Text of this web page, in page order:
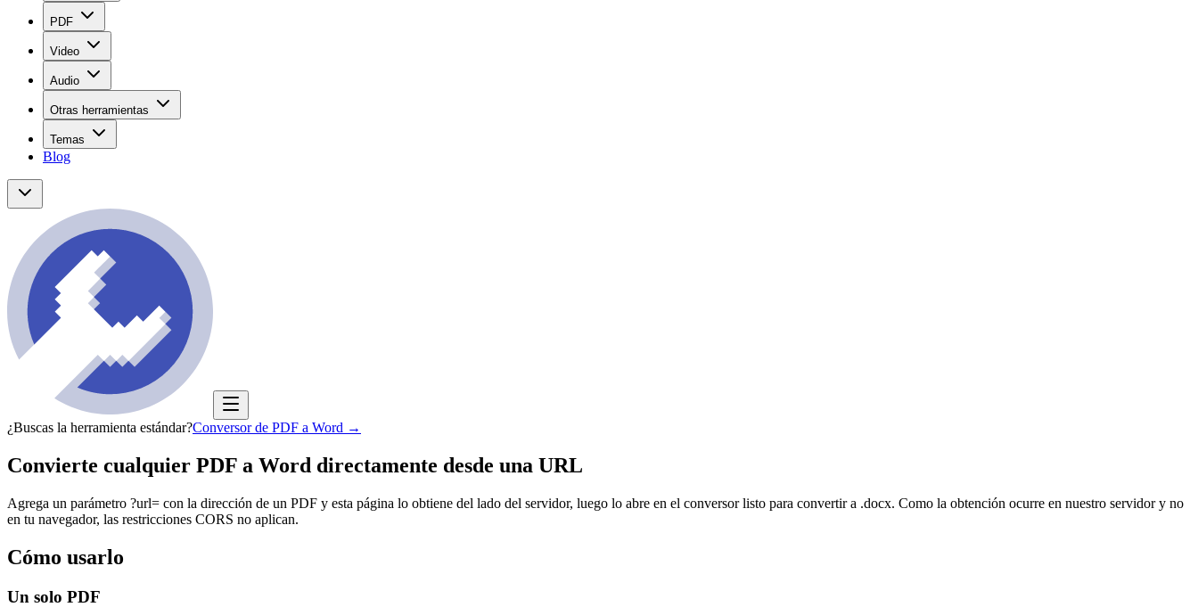
PDF
Video
Audio
Otras herramientas
Temas
Blog
¿Buscas la herramienta estándar?Conversor de PDF a Word →
Convierte cualquier PDF a Word directamente desde una URL
Agrega un parámetro ?url= con la dirección de un PDF y esta página lo obtiene del lado del servidor, luego lo abre en el conversor listo para convertir a .docx. Como la obtención ocurre en nuestro servidor y no
en tu navegador, las restricciones CORS no aplican.
Cómo usarlo
Un solo PDF